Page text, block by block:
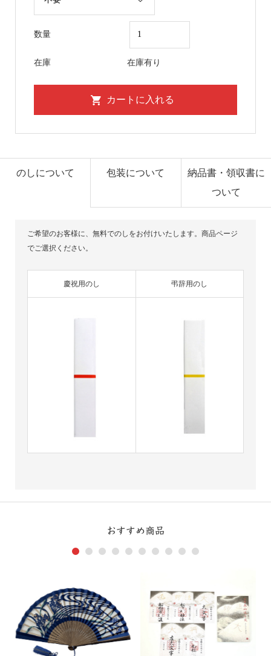
数量
在庫 在庫有り
のしについて 包装について
納品書・領収書に
ついて
ご希望のお客様に、無料でのしをお付けいたします。商品ページ
でご選択ください。
慶祝用のし 弔辞用のし
おすすめ商品
1 2 3 4 5 6 7 8 9 10